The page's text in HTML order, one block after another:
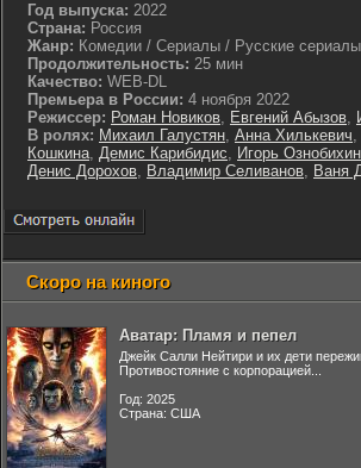
Год выпуска: 2022
Страна: Россия
Жанр: Комедии / Сериалы / Русские
Продолжительность: 25 мин
Качество: WEB-DL
Премьера в России: 4 ноября 2022
Режиссер: Роман Новиков, Евгений Абызов,
В ролях: Михаил Галустян, Анна Хилькевич,
Кошкина, Демис Карибидис, Игорь Ознобихин
Денис Дорохов, Владимир Селиванов, Ваня
Скоро на киного
Аватар: Пламя и пепел
Джейк Салли Нейтири и их дети
Противостояние с корпорацией...
Год: 2025
Страна: США